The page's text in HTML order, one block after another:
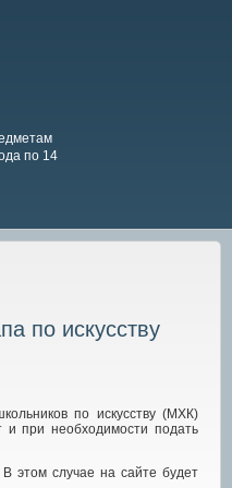
по 14
по искусству
по искусству (МХК)
и при необходимости подать
этом случае на сайте будет